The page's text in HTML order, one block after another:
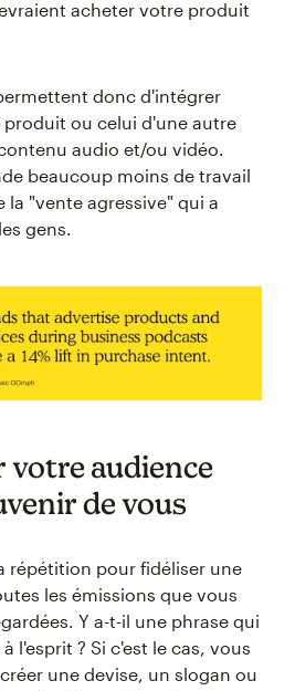
acheter votre produit
donc d'intégrer
ou celui d'une autre
audio et/ou vidéo.
beaucoup moins de travail
la "vente agressive" qui a
gens.
votre audience
de vous
répétition pour fidéliser une
les émissions que vous
Y a-t-il une phrase qui
l'esprit ? Si c'est le cas, vous
une devise, un slogan ou